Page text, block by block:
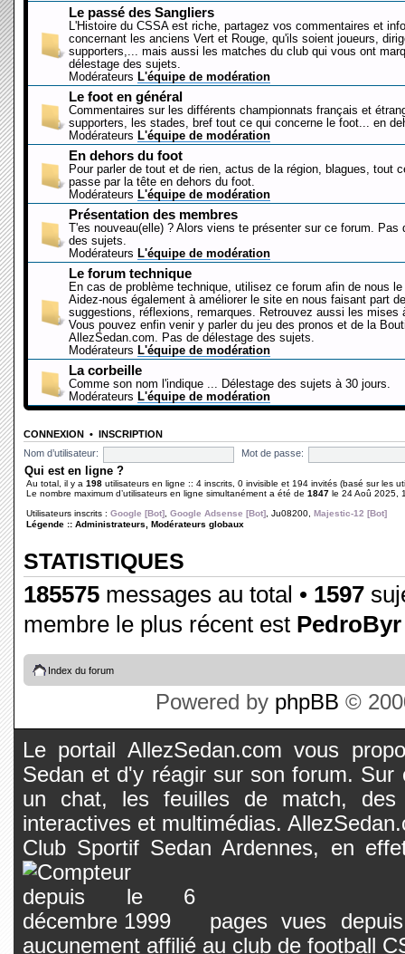
Le passé des Sangliers
L'Histoire du CSSA est riche, partagez vos commentaires et
concernant les anciens Vert et Rouge, qu'ils soient joueurs,
supporters,... mais aussi les matches du club qui vous ont
délestage des sujets.
Modérateurs L'équipe de modération
Le foot en général
Commentaires sur les différents championnats français et
supporters, les stades, bref tout ce qui concerne le foot... en
Modérateurs L'équipe de modération
En dehors du foot
Pour parler de tout et de rien, actus de la région, blagues, tout
passe par la tête en dehors du foot.
Modérateurs L'équipe de modération
Présentation des membres
T'es nouveau(elle) ? Alors viens te présenter sur ce forum. Pas
des sujets.
Modérateurs L'équipe de modération
Le forum technique
En cas de problème technique, utilisez ce forum afin de nous le
Aidez-nous également à améliorer le site en nous faisant part
suggestions, réflexions, remarques. Retrouvez aussi les mises
Vous pouvez enfin venir y parler du jeu des pronos et de la
AllezSedan.com. Pas de délestage des sujets.
Modérateurs L'équipe de modération
La corbeille
Comme son nom l'indique ... Délestage des sujets à 30 jours.
Modérateurs L'équipe de modération
CONNEXION • INSCRIPTION
Nom d’utilisateur:
Mot de passe:
Qui est en ligne ?
Au total, il y a 198 utilisateurs en ligne :: 4 inscrits, 0 invisible et 194 invités (basé sur les
Le nombre maximum d’utilisateurs en ligne simultanément a été de 1847 le 24 Aoû 2025,
Utilisateurs inscrits : Google [Bot] Google Adsense [Bot] Ju08200 Majestic-12 [Bot]
Légende :: Administrateurs Modérateurs globaux
STATISTIQUES
185575 messages au total • 1597
membre le plus récent est PedroByr
Index du forum
Powered by phpBB ©
Le portail AllezSedan.com vous
Sedan et d'y réagir sur son forum.
un chat, les feuilles de match, des
interactives et multimédias.
Club Sportif Sedan Ardennes, en
pages vues
aucunement affilié au club de football